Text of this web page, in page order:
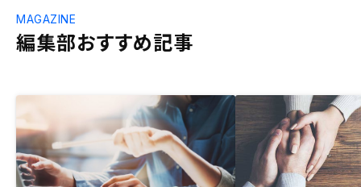
編集部おすすめ記事
MAGAZINE